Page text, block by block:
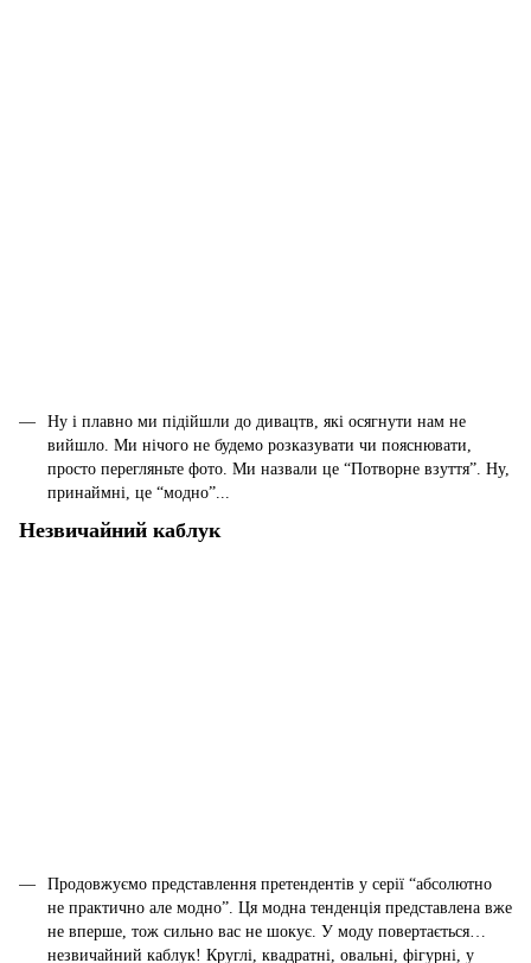
Ну і плавно ми підійшли до дивацтв, які осягнути нам не
вийшло. Ми нічого не будемо розказувати чи пояснювати,
просто перегляньте фото. Ми назвали це “Потворне взуття”. Ну,
принаймні, це “модно”...
Незвичайний каблук
Продовжуємо представлення претендентів у серії “абсолютно
не практично але модно”. Ця модна тенденція представлена вже
не вперше, тож сильно вас не шокує. У моду повертається…
незвичайний каблук! Круглі, квадратні, овальні, фігурні, у